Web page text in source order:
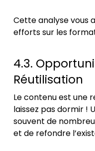
Cette analyse vous
efforts sur les
4.3.
Réutilisation
Le contenu est une
laissez pas dormir !
souvent de
et de refondre